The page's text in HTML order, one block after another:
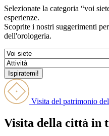
Selezionate la categoria “voi
esperienze.
Scoprite i nostri suggerimenti
dell'orologeria.
Visita del patrimonio
Visita della città in